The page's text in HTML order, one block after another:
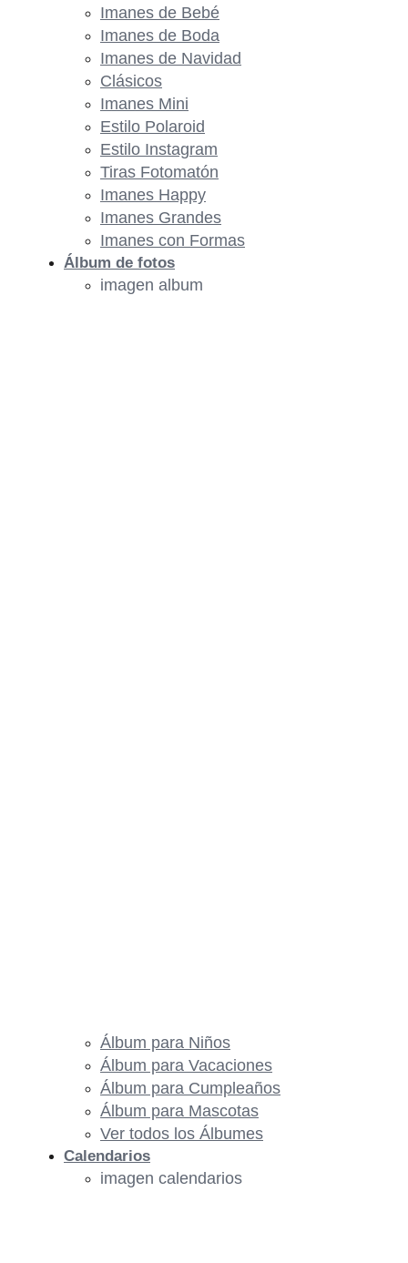
Imanes de Bebé
Imanes de Boda
Imanes de Navidad
Clásicos
Imanes Mini
Estilo Polaroid
Estilo Instagram
Tiras Fotomatón
Imanes Happy
Imanes Grandes
Imanes con Formas
Álbum de fotos
imagen album
Álbum para Niños
Álbum para Vacaciones
Álbum para Cumpleaños
Álbum para Mascotas
Ver todos los Álbumes
Calendarios
imagen calendarios